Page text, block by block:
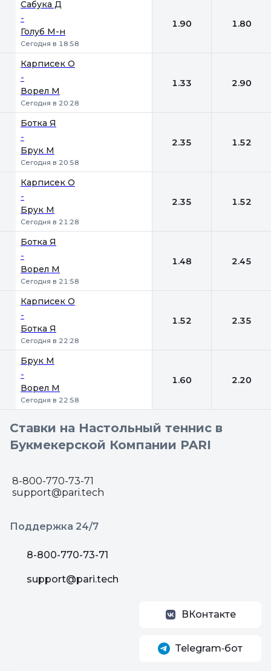
Сабука Д
-
Голуб М-н
Сегодня в 18:58
1.90 1.80
Карписек О
-
Ворел М
Сегодня в 20:28
1.33 2.90
Ботка Я
-
Брук М
Сегодня в 20:58
2.35 1.52
Карписек О
-
Брук М
Сегодня в 21:28
2.35 1.52
Ботка Я
-
Ворел М
Сегодня в 21:58
1.48 2.45
Карписек О
-
Ботка Я
Сегодня в 22:28
1.52 2.35
Брук М
-
Ворел М
Сегодня в 22:58
1.60 2.20
Ставки на Настольный теннис в
Букмекерской Компании PARI
8-800-770-73-71
support@pari.tech
Поддержка 24/7
8-800-770-73-71
support@pari.tech
ВКонтакте
Telegram‑бот